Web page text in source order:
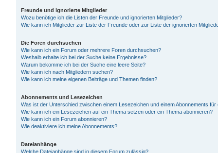
Freunde und ignorierte Mitglieder
Wozu benötige ich die Listen der Freunde und ignorierten Mitglieder?
Wie kann ich Mitglieder zur Liste der Freunde oder zur Liste der ignorierten
Die Foren durchsuchen
Wie kann ich ein Forum oder mehrere Foren durchsuchen?
Weshalb erhalte ich bei der Suche keine Ergebnisse?
Warum bekomme ich bei der Suche eine leere Seite?
Wie kann ich nach Mitgliedern suchen?
Wie kann ich meine eigenen Beiträge und Themen finden?
Abonnements und Lesezeichen
Was ist der Unterschied zwischen einem Lesezeichen und einem Abonnements
Wie kann ich ein Lesezeichen auf ein Thema setzen oder ein Thema abonnieren?
Wie kann ich ein Forum abonnieren?
Wie deaktiviere ich meine Abonnements?
Dateianhänge
Welche Dateianhänge sind in diesem Forum zulässig?